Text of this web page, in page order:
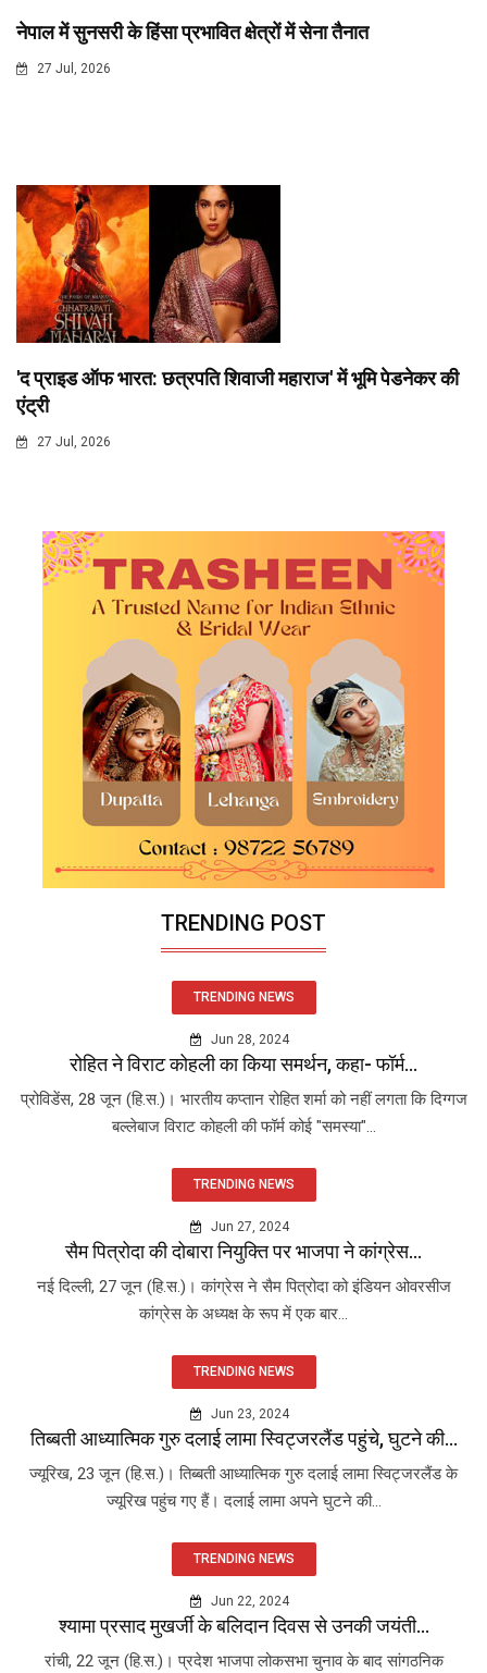
नेपाल में सुनसरी के हिंसा प्रभावित क्षेत्रों में सेना तैनात
27 Jul, 2026
'द प्राइड ऑफ भारत: छत्रपति शिवाजी महाराज' में भूमि पेडनेकर की
एंट्री
27 Jul, 2026
TRENDING POST
TRENDING NEWS
Jun 28, 2024
रोहित ने विराट कोहली का किया समर्थन, कहा- फॉर्म...
प्रोविडेंस, 28 जून (हि.स.)। भारतीय कप्तान रोहित शर्मा को नहीं लगता कि दिग्गज
बल्लेबाज विराट कोहली की फॉर्म कोई "समस्या"...
TRENDING NEWS
Jun 27, 2024
सैम पित्रोदा की दोबारा नियुक्ति पर भाजपा ने कांग्रेस...
नई दिल्ली, 27 जून (हि.स.)। कांग्रेस ने सैम पित्रोदा को इंडियन ओवरसीज
कांग्रेस के अध्यक्ष के रूप में एक बार...
TRENDING NEWS
Jun 23, 2024
तिब्बती आध्यात्मिक गुरु दलाई लामा स्विट्जरलैंड पहुंचे, घुटने की...
ज्यूरिख, 23 जून (हि.स.)। तिब्बती आध्यात्मिक गुरु दलाई लामा स्विट्जरलैंड के
ज्यूरिख पहुंच गए हैं। दलाई लामा अपने घुटने की...
TRENDING NEWS
Jun 22, 2024
श्यामा प्रसाद मुखर्जी के बलिदान दिवस से उनकी जयंती...
रांची, 22 जून (हि.स.)। प्रदेश भाजपा लोकसभा चुनाव के बाद सांगठनिक